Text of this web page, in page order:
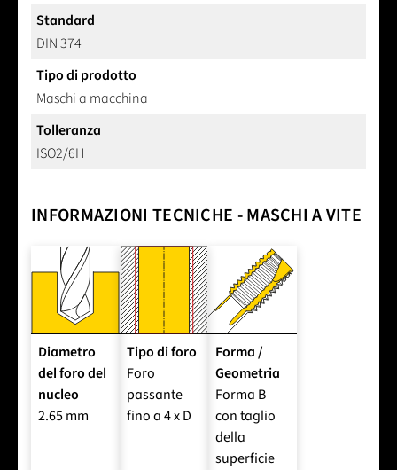
Standard
DIN 374
Tipo di prodotto
Maschi a macchina
Tolleranza
ISO2/6H
INFORMAZIONI TECNICHE - MASCHI A VITE
Diametro
del foro del
nucleo
2.65 mm
Tipo di foro
Foro
passante
fino a 4 x D
Forma /
Geometria
Forma B
con taglio
della
superficie